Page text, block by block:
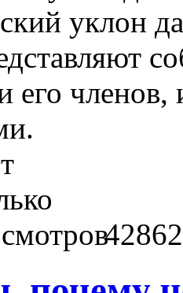
уклон
его
42862